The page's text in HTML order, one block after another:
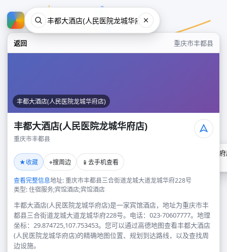
返回 重庆市丰都县
丰都大酒店(人民医院龙城华府店)
丰都大酒店(人民医院龙城华府店)
重庆市丰都县
★收藏 ⌖搜周边 📱 去手机查看
查看完整信息地址: 重庆市丰都县三合街道龙城大道龙城华府228号
类型: 住宿服务;宾馆酒店;宾馆酒店
丰都大酒店(人民医院龙城华府店)是一家宾馆酒店，地址为重庆市丰
都县三合街道龙城大道龙城华府228号。电话：023-70607777。地理
坐标：29.874725,107.753453。您可以通过高德地图查看丰都大酒店
(人民医院龙城华府店)的精确地图位置、规划到达路线，以及查找周
边设施。
丰都大酒店(人民医院龙城华